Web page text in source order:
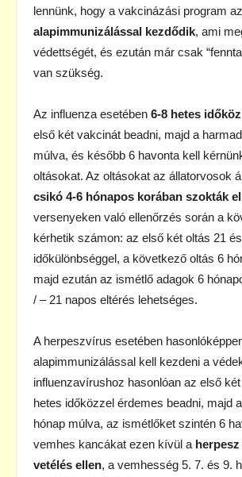
lennünk, hogy a vakcinázási program
alapimmunizálással kezdődik, ami
védettségét, és ezután már csak
van szükség.
Az influenza esetében 6-8 hetes
első két vakcinát beadni, majd a
múlva, és később 6 havonta kell
oltásokat. Az oltásokat az állatorvosok
csikó 4-6 hónapos korában szokták
versenyeken való ellenőrzés során a
kérhetik számon: az első két oltás 21
időkülönbséggel, a következő oltás 6
majd ezután az ismétlő adagok 6
/ – 21 napos eltérés lehetséges.
A herpeszvírus esetében
alapimmunizálással kell kezdeni a
influenzavírushoz hasonlóan az első
hetes időközzel érdemes beadni, majd
hónap múlva, az ismétlőket szintén 6
vemhes kancákat ezen kívül a
vetélés ellen, a vemhesség 5. 7. és 9.